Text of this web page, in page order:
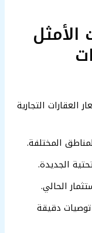
الأمثل
العقارات التجارية
المختلفة.
الجديدة.
الحالي.
توصيات دقيقة